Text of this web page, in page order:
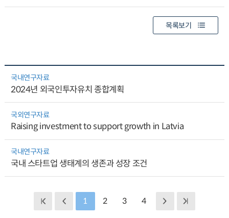
목록보기
국내연구자료
2024년 외국인투자유치 종합계획
국외연구자료
Raising investment to support growth in Latvia
국내연구자료
국내 스타트업 생태계의 생존과 성장 조건
1 2 3 4